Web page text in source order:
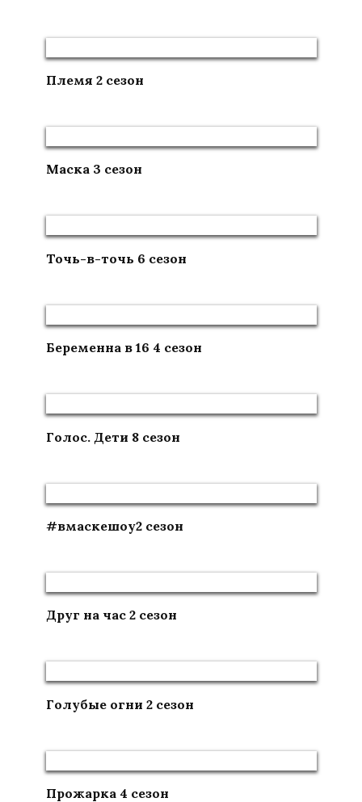
Племя 2 сезон
Маска 3 сезон
Точь-в-точь 6 сезон
Беременна в 16 4 сезон
Голос. Дети 8 сезон
#вмаскешоу2 сезон
Друг на час 2 сезон
Голубые огни 2 сезон
Прожарка 4 сезон